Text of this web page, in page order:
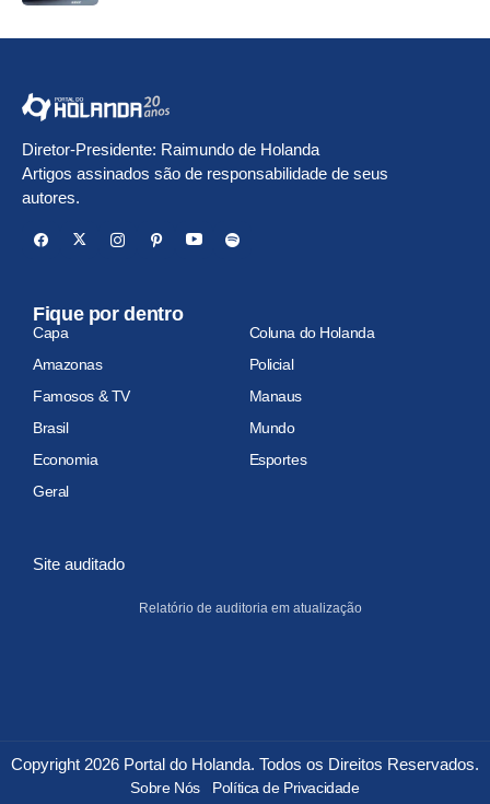
Diretor-Presidente: Raimundo de Holanda
Artigos assinados são de responsabilidade de seus
autores.
Fique por dentro
Capa
Coluna do Holanda
Amazonas
Policial
Famosos & TV
Manaus
Brasil
Mundo
Economia
Esportes
Geral
Site auditado
Relatório de auditoria em atualização
Copyright 2026 Portal do Holanda. Todos os Direitos Reservados.
Sobre Nós Política de Privacidade